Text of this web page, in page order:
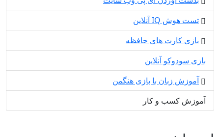
تست هوش IQ آنلاین
بازی کارت های حافظه
بازی سودوکو آنلاین
آموزش زبان با بازی هنگمن
آموزش کسب و کار